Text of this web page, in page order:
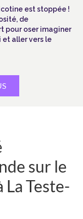
est stoppée !
de
pour oser imaginer
et aller vers le
sur le
La Teste-